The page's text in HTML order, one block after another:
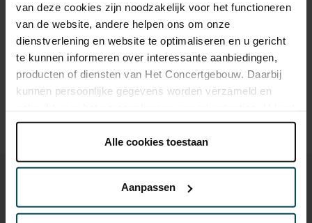
van deze cookies zijn noodzakelijk voor het functioneren
van de website, andere helpen ons om onze
dienstverlening en website te optimaliseren en u gericht
te kunnen informeren over interessante aanbiedingen,
producten of diensten van Het Concertgebouw. Daarbij
kunnen persoonlijke gegevens worden verzameld en
onder 'aanpassen' zelf welke cookies wij mogen
Lees onze cookieverklaring hier. Lees onze
Via decookieverklaringop onze website kunt u uw
Alle cookies toestaan
Aanpassen
Drinks are included in the price of admission. Are you under
30 years of age? Sprint tickets are available 4 hours in
advance via the online ordering process.More information
about sprint tickets<